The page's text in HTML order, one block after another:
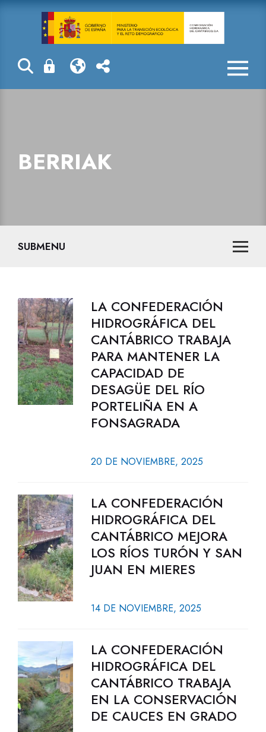
Berriak
BERRIAK
SUBMENU
LA CONFEDERACIÓN
HIDROGRÁFICA DEL
CANTÁBRICO TRABAJA
PARA MANTENER LA
CAPACIDAD DE
DESAGÜE DEL RÍO
PORTELIÑA EN A
FONSAGRADA
20 DE NOVIEMBRE, 2025
LA CONFEDERACIÓN
HIDROGRÁFICA DEL
CANTÁBRICO MEJORA
LOS RÍOS TURÓN Y SAN
JUAN EN MIERES
14 DE NOVIEMBRE, 2025
LA CONFEDERACIÓN
HIDROGRÁFICA DEL
CANTÁBRICO TRABAJA
EN LA CONSERVACIÓN
DE CAUCES EN GRADO